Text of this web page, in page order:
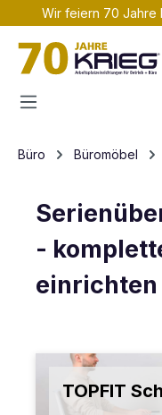
Zum Hauptinhalt
Wir feiern 70 Jahre
Büro Büromöbel
-
einrichten
TOPFIT